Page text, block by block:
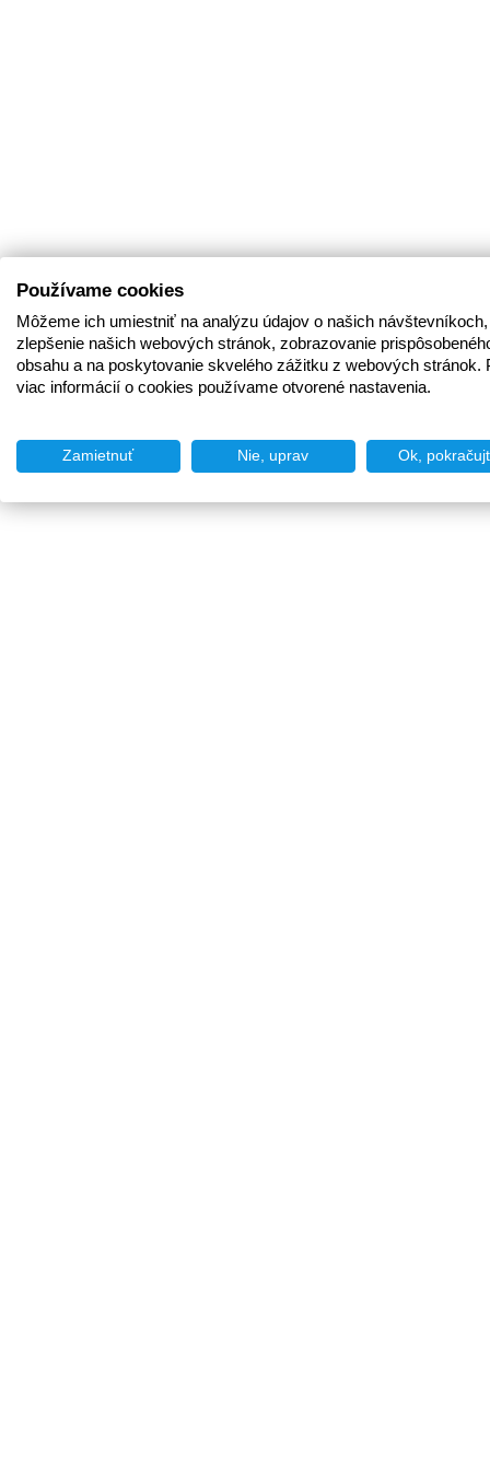
Používame cookies
Môžeme ich umiestniť na analýzu údajov o našich
zlepšenie našich webových stránok, zobrazovanie
obsahu a na poskytovanie skvelého zážitku z webových stránok.
viac informácií o cookies používame otvorené nastavenia.
Zamietnuť Nie, uprav Ok,